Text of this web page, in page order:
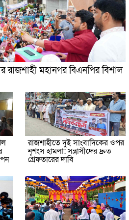
রাজশাহী মহানগর বিএনপির বিশাল
রাজশাহীতে দুই সাংবাদিকের ওপর
নৃশংস হামলা: সন্ত্রাসীদের দ্রুত
গ্রেফতারের দাবি